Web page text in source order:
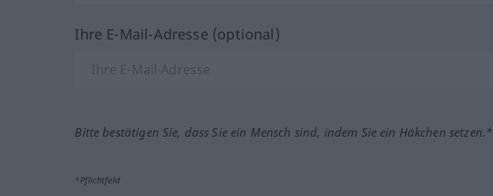
Ihre E-Mail-Adresse (optional)
Bitte bestätigen Sie, dass Sie ein Mensch sind, indem Sie ein Häkchen setzen.*
*Pflichtfeld